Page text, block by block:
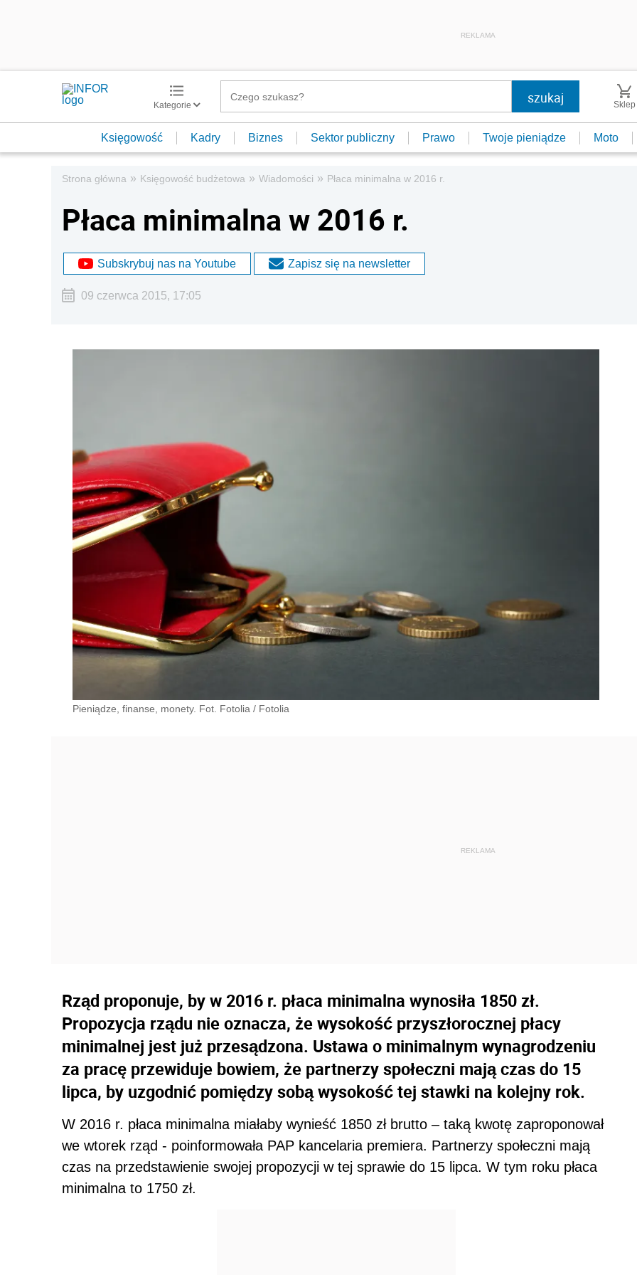
REKLAMA
Kategorie Sklep
Księgowość Kadry Biznes Sektor publiczny Prawo Twoje pieniądze Moto
Strona główna » Księgowość budżetowa » Wiadomości » Płaca minimalna w 2016 r.
Płaca minimalna w 2016 r.
Subskrybuj nas na Youtube Zapisz się na newsletter
09 czerwca 2015, 17:05
Pieniądze, finanse, monety. Fot. Fotolia / Fotolia
Rząd proponuje, by w 2016 r. płaca minimalna wynosiła 1850 zł.
Propozycja rządu nie oznacza, że wysokość przyszłorocznej płacy
minimalnej jest już przesądzona. Ustawa o minimalnym wynagrodzeniu
za pracę przewiduje bowiem, że partnerzy społeczni mają czas do 15
lipca, by uzgodnić pomiędzy sobą wysokość tej stawki na kolejny rok.
W 2016 r. płaca minimalna miałaby wynieść 1850 zł brutto – taką kwotę zaproponował
we wtorek rząd - poinformowała PAP kancelaria premiera. Partnerzy społeczni mają
czas na przedstawienie swojej propozycji w tej sprawie do 15 lipca. W tym roku płaca
minimalna to 1750 zł.